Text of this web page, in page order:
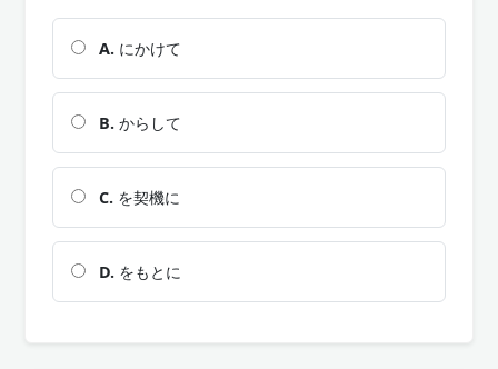
A. にかけて
B. からして
C. を契機に
D. をもとに